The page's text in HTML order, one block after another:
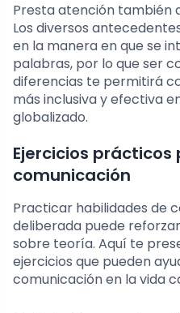
Presta atención también
Los diversos
en la manera en que se
palabras, por lo que ser
diferencias te permitirá
más inclusiva y efectiva
globalizado.
Ejercicios
comunicación
Practicar habilidades de
deliberada puede
sobre teoría. Aquí te
ejercicios que pueden
comunicación en la vida